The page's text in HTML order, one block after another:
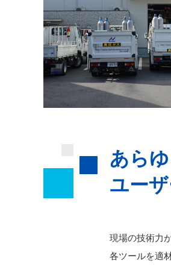
あら
ユー
現場の技術力
各ツールを適